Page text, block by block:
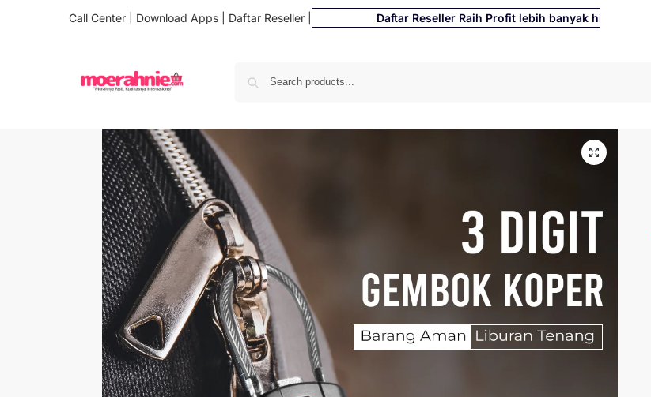
Call Center Download Apps Daftar Reseller Daftar Reseller Raih Profit lebih banyak hingga 500%